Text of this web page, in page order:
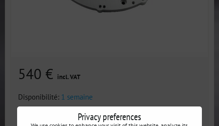
540 € incl. VAT
Disponibilité: 1 semaine
AJOUTER AU PANIER
Privacy preferences